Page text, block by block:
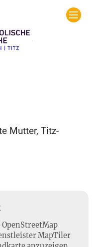
Mutter, Titz-
MapTiler